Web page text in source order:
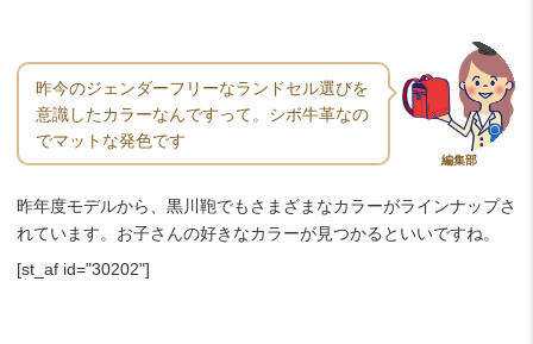
昨今のジェンダーフリーなランドセル選びを
意識したカラーなんですって。シボ牛革なの
でマットな発色です
編集部
昨年度モデルから、黒川鞄でもさまざまなカラーがラインナップさ
れています。お子さんの好きなカラーが見つかるといいですね。
[st_af id="30202"]